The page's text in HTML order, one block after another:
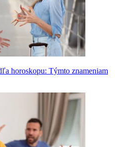
horoskopu: Týmto znameniam